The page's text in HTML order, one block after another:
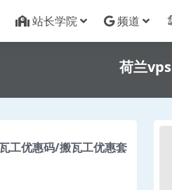
站长学院 频道
荷兰vps
工优惠码/搬瓦工优惠套